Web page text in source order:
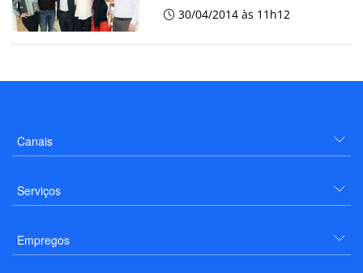
30/04/2014 às 11h12
Canais
Serviços
Empregos